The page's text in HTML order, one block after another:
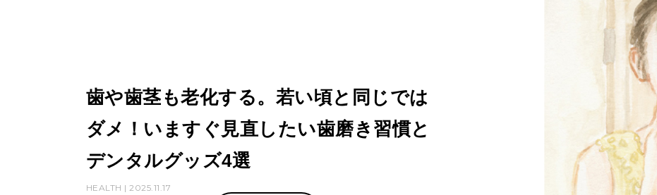
歯や歯茎も老化する。若い頃と同じでは
ダメ！いますぐ見直したい歯磨き習慣と
デンタルグッズ4選
HEALTH | 2025.11.17